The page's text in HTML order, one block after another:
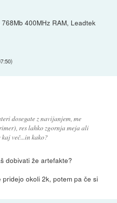
400MHz RAM, Leadtek
)
dosegate z navijanjem, me
res lahko zgornja meja ali
več...in kako?
dobivati že artefakte?
okoli 2k, potem pa če si